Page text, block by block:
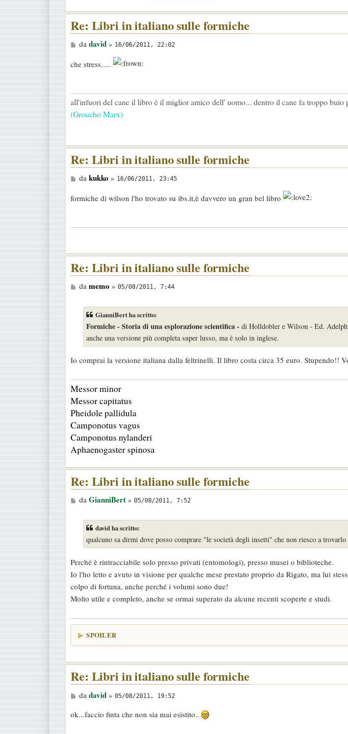
Re: Libri in italiano sulle formiche
M
s
a
g
g
da david» 16/06/2011, 22:02
che stress.....
all'infuori del cane il libro è il miglior amico dell' uomo... dentro il cane fa troppo buio
(Groucho Marx)
Re: Libri in italiano sulle formiche
M
s
a
i
o
da kukko » 16/06/2011, 23:45
formiche di wilson l'ho trovato su ibs.it,è davvero un gran bel libro
Re: Libri in italiano sulle formiche
M
g
o
da memo » 05/08/2011, 7:44
GianniBert ha scritto:
Formiche - Storia di una esplorazione scientifica - di Holldobler e Wilson - Ed.
anche una versione più completa super lusso, ma è solo in inglese.
Io comprai la versione italiana dalla feltrinelli. Il libro costa circa 35 euro. Stupendo!!
Messor minor
Messor capitatus
Pheidole pallidula
Camponotus vagus
Camponotus nylanderi
Aphaenogaster spinosa
Re: Libri in italiano sulle formiche
M
g
g
i
o
da GianniBert» 05/08/2011, 7:52
david ha scritto:
qualcuno sa dirmi dove posso comprare "le società degli insetti" che non riesco a trovarlo
Perché è rintracciabile solo presso privati (entomologi), presso musei o biblioteche.
Io l'ho letto e avuto in visione per qualche mese prestato proprio da Rigato, ma lui
colpo di fortuna, anche perché i volumi sono due!
Molto utile e completo, anche se ormai superato da alcune recenti scoperte e studi.
SPOILER
Re: Libri in italiano sulle formiche
M
s
da david» 05/08/2011, 19:52
ok...faccio finta che non sia mai esistito..